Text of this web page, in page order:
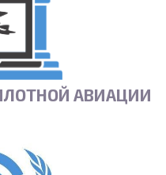
АВИАЦИИ